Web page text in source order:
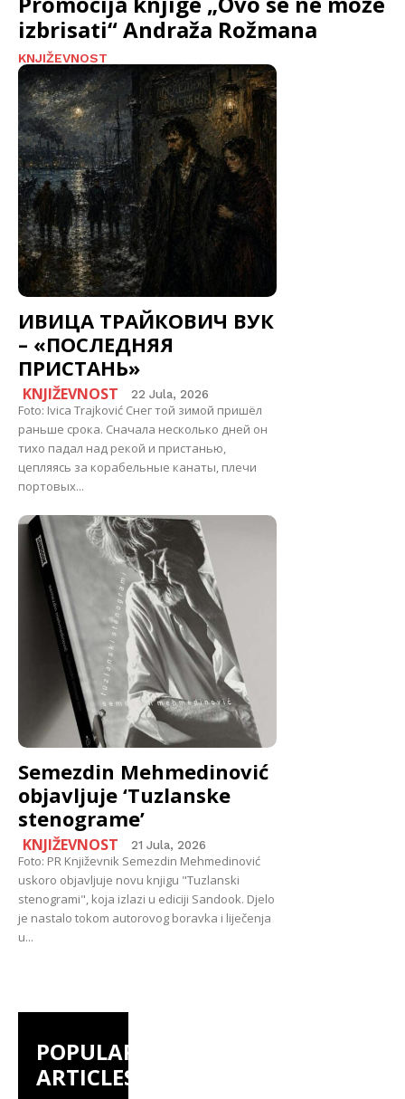
izbrisati“ Andraža Rožmana
KNJIŽEVNOST
ИВИЦА ТРАЙКОВИЧ ВУК
– «ПОСЛЕДНЯЯ
ПРИСТАНЬ»
KNJIŽEVNOST 22 Jula, 2026
Foto: Ivica Trajković Снег той зимой пришёл
раньше срока. Сначала несколько дней он
тихо падал над рекой и пристанью,
цепляясь за корабельные канаты, плечи
портовых...
Semezdin Mehmedinović
objavljuje ‘Tuzlanske
stenograme’
KNJIŽEVNOST 21 Jula, 2026
Foto: PR Književnik Semezdin Mehmedinović
uskoro objavljuje novu knjigu "Tuzlanski
stenogrami", koja izlazi u ediciji Sandook. Djelo
je nastalo tokom autorovog boravka i liječenja
u...
POPULAR
ARTICLES